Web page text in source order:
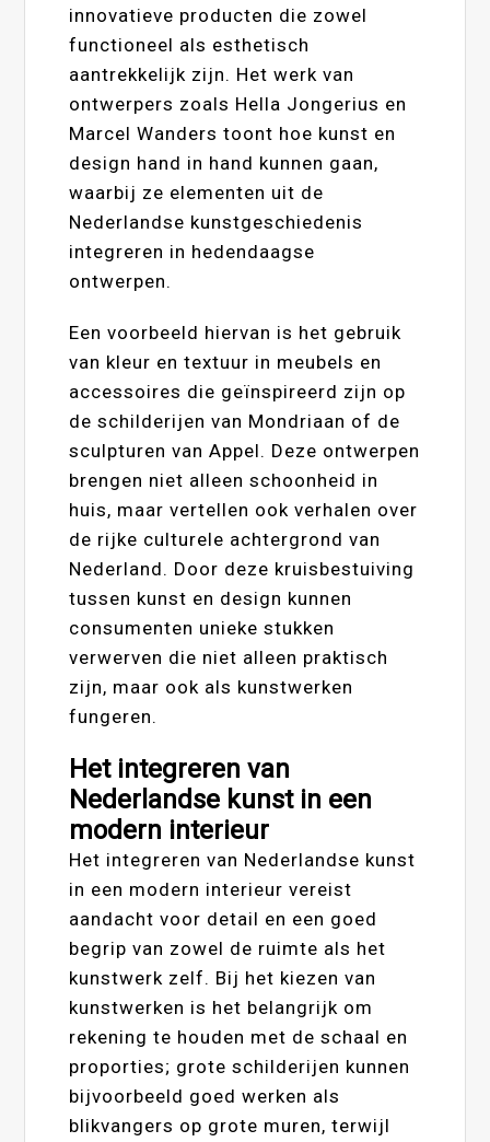
innovatieve producten die zowel
functioneel als esthetisch
aantrekkelijk zijn. Het werk van
ontwerpers zoals Hella Jongerius en
Marcel Wanders toont hoe kunst en
design hand in hand kunnen gaan,
waarbij ze elementen uit de
Nederlandse kunstgeschiedenis
integreren in hedendaagse
ontwerpen.
Een voorbeeld hiervan is het gebruik
van kleur en textuur in meubels en
accessoires die geïnspireerd zijn op
de schilderijen van Mondriaan of de
sculpturen van Appel. Deze ontwerpen
brengen niet alleen schoonheid in
huis, maar vertellen ook verhalen over
de rijke culturele achtergrond van
Nederland. Door deze kruisbestuiving
tussen kunst en design kunnen
consumenten unieke stukken
verwerven die niet alleen praktisch
zijn, maar ook als kunstwerken
fungeren.
Het integreren van
Nederlandse kunst in een
modern interieur
Het integreren van Nederlandse kunst
in een modern interieur vereist
aandacht voor detail en een goed
begrip van zowel de ruimte als het
kunstwerk zelf. Bij het kiezen van
kunstwerken is het belangrijk om
rekening te houden met de schaal en
proporties; grote schilderijen kunnen
bijvoorbeeld goed werken als
blikvangers op grote muren, terwijl